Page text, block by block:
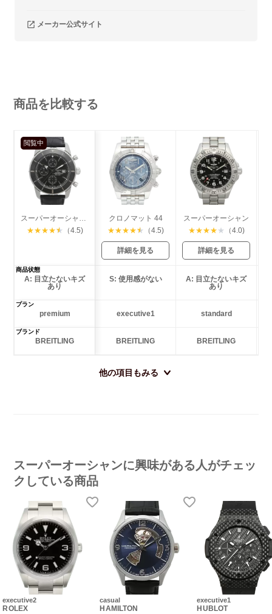
メーカー公式サイト
商品を比較する
閲覧中
スーパーオーシャン ヘリテージⅡ クロノグラフ
★★★★★ （4.5)
クロノマット 44
★★★★★ （4.5)
詳細を見る
スーパーオーシャン
★★★★ ★ （4.0)
詳細を見る
商品状態
A: 目立たないキズ
あり
S: 使用感がない
A: 目立たないキズ
あり
プラン
premium executive1 standard
ブランド
BREITLING BREITLING BREITLING
他の項目もみる
スーパーオーシャンに興味がある人がチェッ
クしている商品
executive2
ROLEX
casual
HAMILTON
executive1
HUBLOT